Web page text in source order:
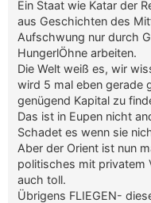
Ein Staat wie Katar der
aus Geschichten des
Aufschwung nur durch
HungerlÖhne arbeiten.
Die Welt weiß es, wir
wird 5 mal eben gerade
genügend Kapital zu
Das ist in Eupen nicht
Schadet es wenn sie
Aber der Orient ist nun
politisches mit privatem
auch toll.
Übrigens FLIEGEN-